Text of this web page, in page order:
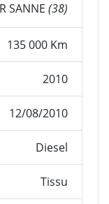
SANNE (38)
135 000 Km
2010
12/08/2010
Diesel
Tissu